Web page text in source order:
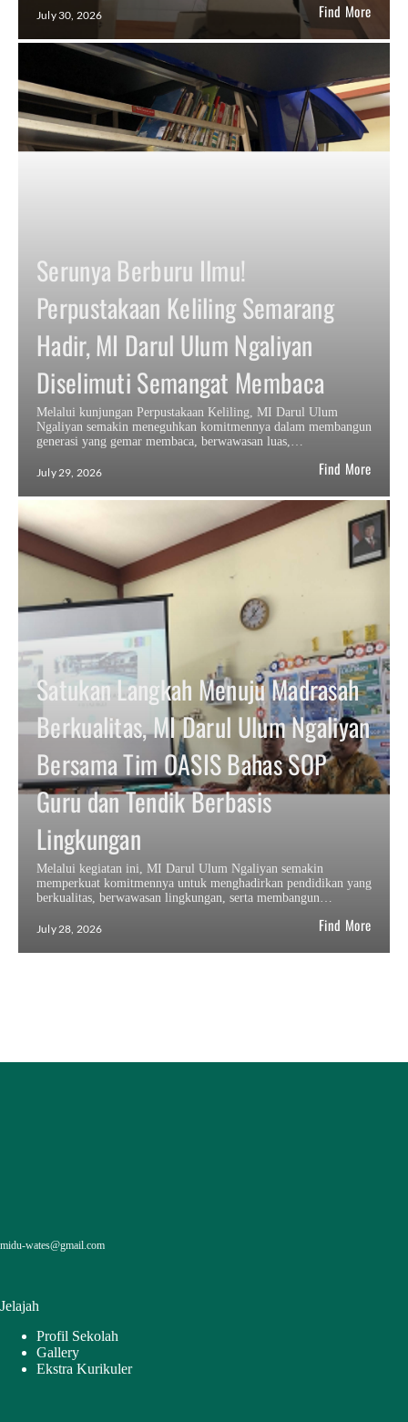
July 30, 2026 Find More
Serunya Berburu Ilmu!
Perpustakaan Keliling Semarang
Hadir, MI Darul Ulum Ngaliyan
Diselimuti Semangat Membaca
Melalui kunjungan Perpustakaan Keliling, MI Darul Ulum
Ngaliyan semakin meneguhkan komitmennya dalam membangun
generasi yang gemar membaca, berwawasan luas,…
July 29, 2026 Find More
Satukan Langkah Menuju Madrasah
Berkualitas, MI Darul Ulum Ngaliyan
Bersama Tim OASIS Bahas SOP
Guru dan Tendik Berbasis
Lingkungan
Melalui kegiatan ini, MI Darul Ulum Ngaliyan semakin
memperkuat komitmennya untuk menghadirkan pendidikan yang
berkualitas, berwawasan lingkungan, serta membangun…
July 28, 2026 Find More
midu-wates@gmail.com
Jelajah
Profil Sekolah
Gallery
Ekstra Kurikuler